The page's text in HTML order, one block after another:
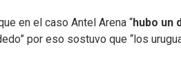
en el caso Antel Arena “hubo un
por eso sostuvo que “los